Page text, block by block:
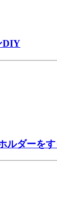
DIY
ルダーを